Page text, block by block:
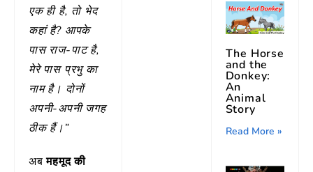
एक ही है, तो भेद
कहां है? आपके
पास राज-पाट है,
मेरे पास प्रभु का
नाम है। दोनों
अपनी-अपनी जगह
ठीक हैं।”
अबमहमूद की
The Horse
and the
Donkey:
An
Animal
Story
Read More »